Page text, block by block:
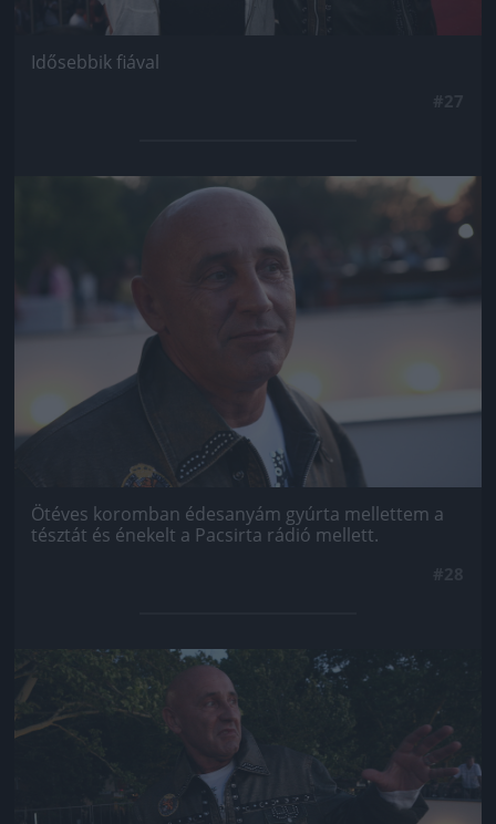
Idősebbik fiával
Jön még kép!
Ötéves koromban édesanyám gyúrta mellettem a
tésztát és énekelt a Pacsirta rádió mellett.
Jön még kép!